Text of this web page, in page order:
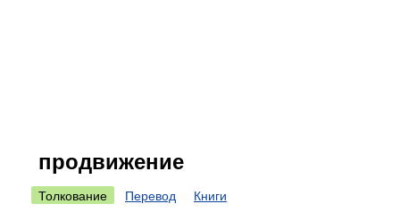
продвижение
Толкование Перевод Книги